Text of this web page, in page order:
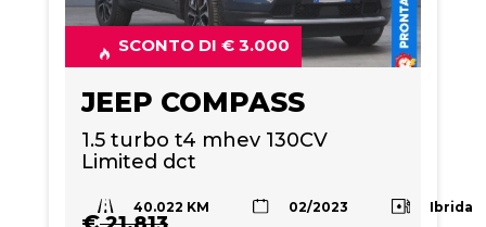
SCONTO DI € 3.000
JEEP COMPASS
1.5 turbo t4 mhev 130CV
Limited dct
40.022 KM 02/2023 Ibrida